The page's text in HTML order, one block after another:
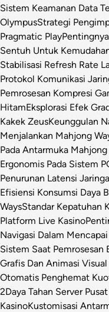
Sistem Keamanan Data
OlympusStrategi
Pragmatic Play
Sentuh Untuk
Stabilisasi Refresh Rate
Protokol Komunikasi
Pemrosesan Kompresi
HitamEksplorasi Efek
Kakek ZeusKeunggulan
Menjalankan Mahjong
Pada Antarmuka
Ergonomis Pada Sistem
Penurunan Latensi
Efisiensi Konsumsi Daya
WaysStandar Kepatuhan
Platform Live Kasino
Navigasi Dalam
Sistem Saat
Grafis Dan Animasi
Otomatis Penghemat
2Daya Tahan Server
KasinoKustomisasi